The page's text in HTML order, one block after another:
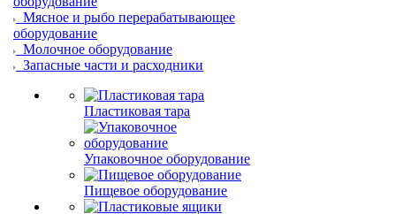
Мясное и рыбо перерабатывающее
оборудование
Молочное оборудование
Запасные части и расходники
Пластиковая тара
Упаковочное оборудование
Пищевое оборудование